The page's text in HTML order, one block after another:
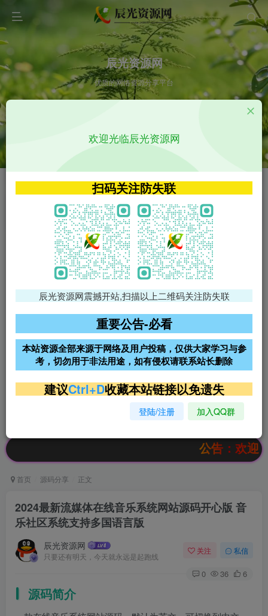
辰光资源网
优质的网络资源分享平台
VIP特权介绍 APP源码
VIP特权介绍
火
VIP特权介绍
影视源码
影视源码
免费领支付宝红包
腾讯轻量4核4G3M服务器38元/
阿里云2核2G200M服务器68元/
年
雨云高防免备案服务器
超低价文字广告位招租 超低价文字广告位招租
超低价文字广告位招租
公告：欢迎访问辰
首页 源码分享 正文
2024最新流媒体在线音乐系统网站源码开心版 音
乐社区系统支持多国语言版
辰光资源网
只要还有明天，今天就永远是起跑线
关注 私信
0 36 6
源码简介
欢迎光临辰光资源网
扫码关注防失联
辰光资源网震撼开站,扫描以上二维码关注防失联
重要公告-必看
本站资源全部来源于网络及用户投稿，仅供大家学习与参
考，切勿用于非法用途，如有侵权请联系站长删除
建议Ctrl+D收藏本站链接以免遗失
登陆/注册 加入QQ群